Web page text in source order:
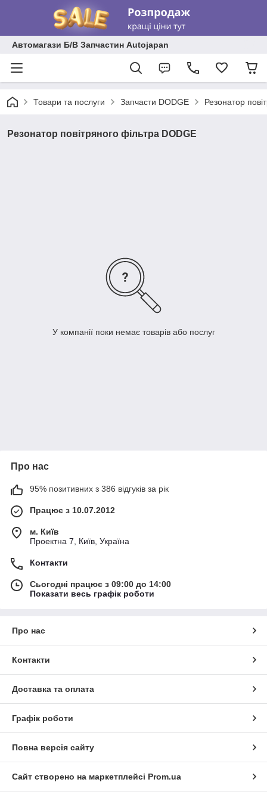
Автомагази Б/В Запчастин Autojapan
Товари та послуги Запчасти DODGE Резонатор
Резонатор повітряного фільтра DODGE
У компанії поки немає товарів або послуг
Про нас
95% позитивних з 386 відгуків за рік
Працює з 10.07.2012
м. Київ
Проектна 7, Київ, Україна
Контакти
Сьогодні працює з 09:00 до 14:00
Показати весь графік роботи
Про нас
Контакти
Доставка та оплата
Графік роботи
Повна версія сайту
Сайт створено на маркетплейсі Prom.ua